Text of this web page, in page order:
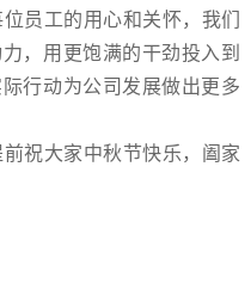
员工的用心和关怀，我们
，用更饱满的干劲投入到
行动为公司发展做出更多
祝大家中秋节快乐，阖家